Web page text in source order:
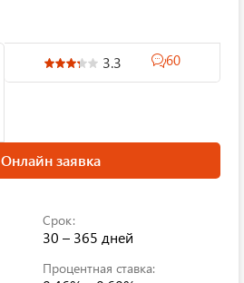
3.3 60
Онлайн заявка
Срок:
30 – 365 дней
Процентная ставка: